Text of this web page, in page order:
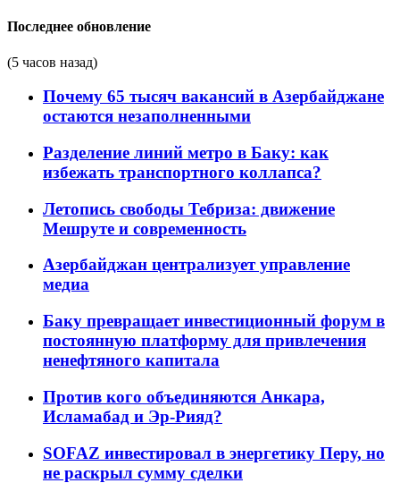
Последнее обновление
(5 часов назад)
Почему 65 тысяч вакансий в Азербайджане
остаются незаполненными
Разделение линий метро в Баку: как
избежать транспортного коллапса?
Летопись свободы Тебриза: движение
Мешруте и современность
Азербайджан централизует управление
медиа
Баку превращает инвестиционный форум в
постоянную платформу для привлечения
ненефтяного капитала
Против кого объединяются Анкара,
Исламабад и Эр-Рияд?
SOFAZ инвестировал в энергетику Перу, но
не раскрыл сумму сделки